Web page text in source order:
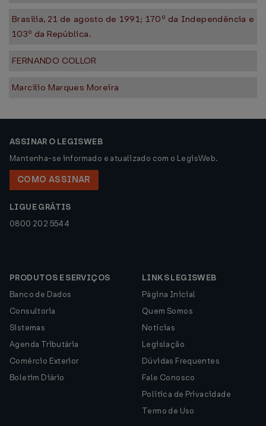
Brasília, 21 de agosto de 1991; 170º da Independência e
103º da República.
FERNANDO COLLOR
Marcílio Marques Moreira
ASSINAR O LEGISWEB
Mantenha-se informado e atualizado com o LegisWeb.
COMO ASSINAR
LIGUE GRÁTIS
0800 202 5544
PRODUTOS E SERVIÇOS
Banco de Dados
Consultoria
Sistemas
Agenda Tributária
Comércio Exterior
Boletim Diário
LINKS LEGISWEB
Página Inicial
Quem Somos
Notícias
Legislação
Dúvidas Frequentes
Fale Conosco
Política de Privacidade
Termo de Uso